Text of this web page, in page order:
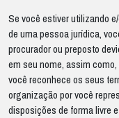
Se você estiver utilizando
de uma pessoa jurídica,
procurador ou preposto
em seu nome, assim
você reconhece os seus
organização por você
disposições de forma livre